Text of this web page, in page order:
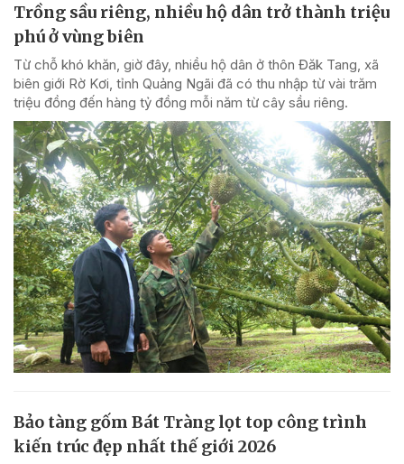
Trồng sầu riêng, nhiều hộ dân trở thành triệu
phú ở vùng biên
Từ chỗ khó khăn, giờ đây, nhiều hộ dân ở thôn Đăk Tang, xã
biên giới Rờ Kơi, tỉnh Quảng Ngãi đã có thu nhập từ vài trăm
triệu đồng đến hàng tỷ đồng mỗi năm từ cây sầu riêng.
Bảo tàng gốm Bát Tràng lọt top công trình
kiến trúc đẹp nhất thế giới 2026